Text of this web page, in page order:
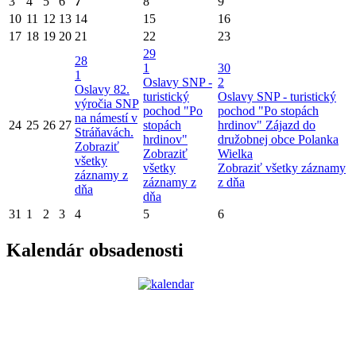
10 11 12 13 14 15
16
17 18 19 20 21 22 23
24 25 26 27
28
1
Oslavy 82.
výročia SNP
na námestí v
Stráňavách.
Zobraziť
všetky
záznamy z
dňa
29
1
Oslavy SNP -
turistický
pochod "Po
stopách
hrdinov"
Zobraziť
všetky
záznamy z
dňa
30
2
Oslavy SNP - turistický
pochod "Po stopách
hrdinov" Zájazd do
družobnej obce Polanka
Wielka
Zobraziť všetky záznamy
z dňa
31 1 2 3 4 5 6
Kalendár obsadenosti